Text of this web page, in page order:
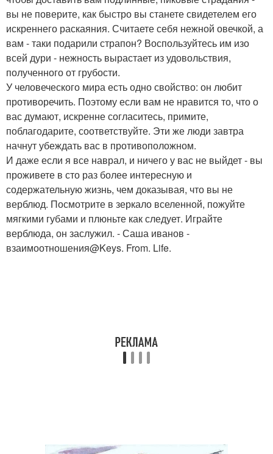
вы не поверите, как быстро вы станете свидетелем его
искреннего раскаяния. Считаете себя нежной овечкой, а
вам - таки подарили страпон? Воспользуйтесь им изо
всей дури - нежность вырастает из удовольствия,
полученного от грубости.
У человеческого мира есть одно свойство: он любит
противоречить. Поэтому если вам не нравится то, что о
вас думают, искренне согласитесь, примите,
поблагодарите, соответствуйте. Эти же люди завтра
начнут убеждать вас в противоположном.
И даже если я все наврал, и ничего у вас не выйдет - вы
проживете в сто раз более интересную и
содержательную жизнь, чем доказывая, что вы не
верблюд. Посмотрите в зеркало вселенной, пожуйте
мягкими губами и плюньте как следует. Играйте
верблюда, он заслужил. - Саша иванов -
взаимоотношения@Keys. From. Life.